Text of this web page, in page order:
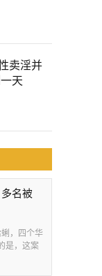
卖淫并
天
名被
，四个华
是，这案